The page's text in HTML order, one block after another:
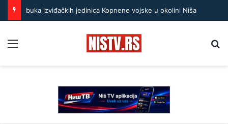
buka izviđačkih jedinica Kopnene vojske u okolini Niša